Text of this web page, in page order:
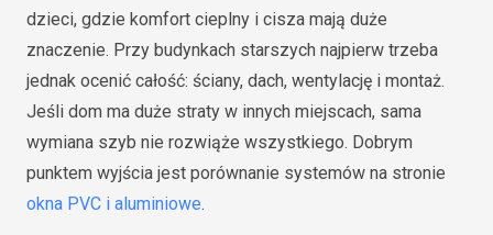
dzieci, gdzie komfort cieplny i cisza mają duże
znaczenie. Przy budynkach starszych najpierw trzeba
jednak ocenić całość: ściany, dach, wentylację i montaż.
Jeśli dom ma duże straty w innych miejscach, sama
wymiana szyb nie rozwiąże wszystkiego. Dobrym
punktem wyjścia jest porównanie systemów na stronie
okna PVC i aluminiowe.